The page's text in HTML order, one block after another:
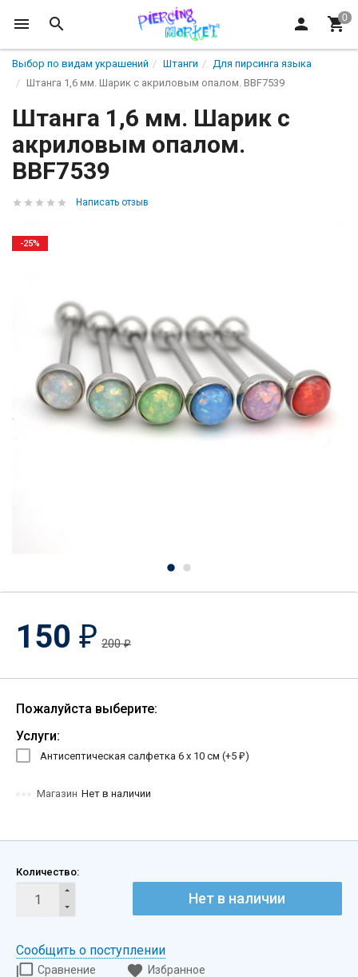
Выбор по видам украшений Штанги
Для пирсинга языка
Штанга 1,6 мм. Шарик с акриловым опалом. BBF7539
Штанга 1,6 мм. Шарик с
акриловым опалом.
BBF7539
Написать отзыв
-25%
150 ₽ 200₽
Пожалуйста выберите:
Услуги:
Антисептическая салфетка 6 х 10 см (+5 ₽)
Магазин Нет в наличии
Количество:
Нет в наличии
Сообщить о поступлении
Сравнение Избранное